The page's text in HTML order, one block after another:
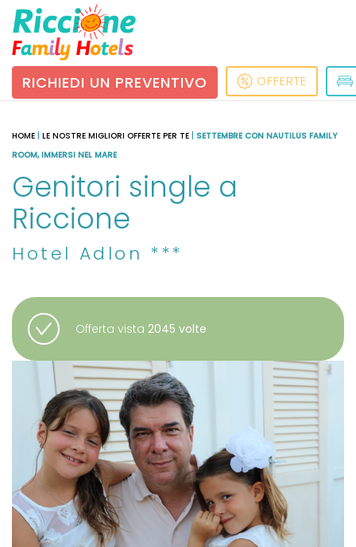
RICHIEDI UN PREVENTIVO OFFERTE
HOME LE NOSTRE MIGLIORI OFFERTE PER TE SETTEMBRE CON NAUTILUS FAMILY
ROOM, IMMERSI NEL MARE
Genitori single a
Riccione
Hotel Adlon ***
Offerta vista 2045 volte